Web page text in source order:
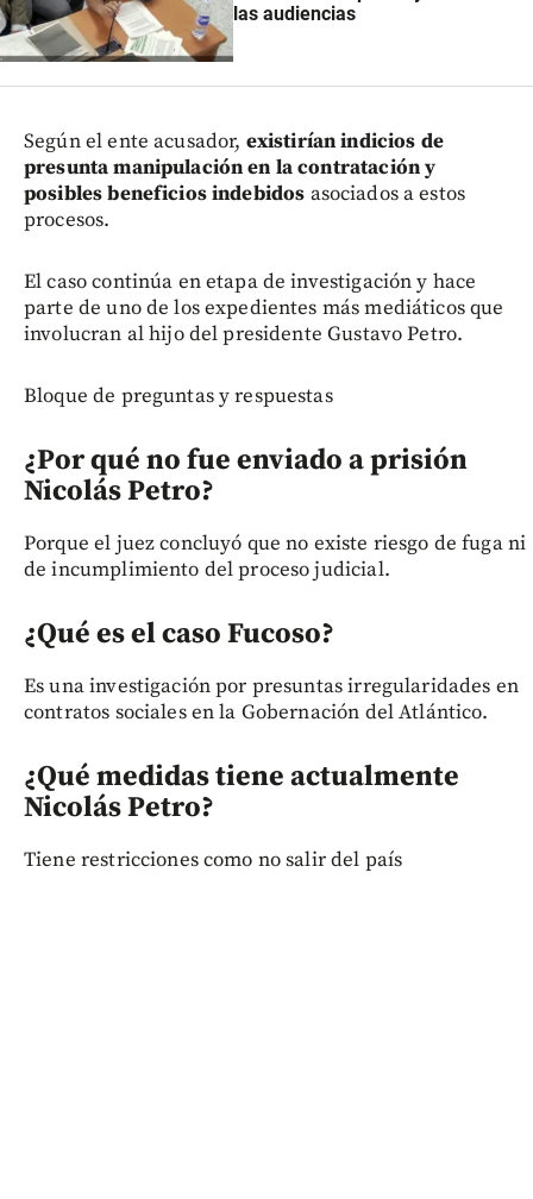
las audiencias
Según el ente acusador, existirían indicios de
presunta manipulación en la contratación y
posibles beneficios indebidos asociados a estos
procesos.
El caso continúa en etapa de investigación y hace
parte de uno de los expedientes más mediáticos que
involucran al hijo del presidente Gustavo Petro.
Bloque de preguntas y respuestas
¿Por qué no fue enviado a prisión
Nicolás Petro?
Porque el juez concluyó que no existe riesgo de fuga ni
de incumplimiento del proceso judicial.
¿Qué es el caso Fucoso?
Es una investigación por presuntas irregularidades en
contratos sociales en la Gobernación del Atlántico.
¿Qué medidas tiene actualmente
Nicolás Petro?
Tiene restricciones como no salir del país